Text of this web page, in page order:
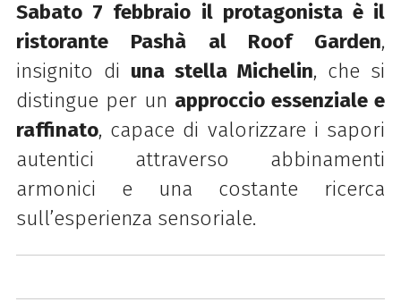
Sabato 7 febbraio il protagonista è il
ristorante Pashà al Roof Garden,
insignito di una stella Michelin, che si
distingue per un approccio essenziale e
raffinato, capace di valorizzare i sapori
autentici attraverso abbinamenti
armonici e una costante ricerca
sull’esperienza sensoriale.